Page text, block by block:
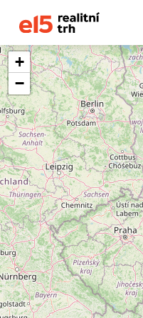
+
−